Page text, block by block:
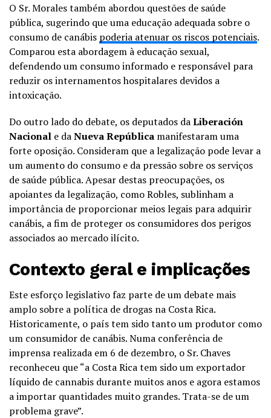
O Sr. Morales também abordou questões de saúde
pública, sugerindo que uma educação adequada sobre o
consumo de canábis poderia atenuar os riscos potenciais.
Comparou esta abordagem à educação sexual,
defendendo um consumo informado e responsável para
reduzir os internamentos hospitalares devidos a
intoxicação.
Do outro lado do debate, os deputados daLiberación
Nacional e daNueva República manifestaram uma
forte oposição. Consideram que a legalização pode levar a
um aumento do consumo e da pressão sobre os serviços
de saúde pública. Apesar destas preocupações, os
apoiantes da legalização, como Robles, sublinham a
importância de proporcionar meios legais para adquirir
canábis, a fim de proteger os consumidores dos perigos
associados ao mercado ilícito.
Contexto geral e implicações
Este esforço legislativo faz parte de um debate mais
amplo sobre a política de drogas na Costa Rica.
Historicamente, o país tem sido tanto um produtor como
um consumidor de canábis. Numa conferência de
imprensa realizada em 6 de dezembro, o Sr. Chaves
reconheceu que “a Costa Rica tem sido um exportador
líquido de cannabis durante muitos anos e agora estamos
a importar quantidades muito grandes. Trata-se de um
problema grave”.